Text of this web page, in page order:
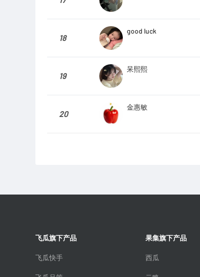
18
good luck
19
呆熙熙
20
金惠敏
飞瓜旗下产品
飞瓜快手
果集旗下产品
西瓜